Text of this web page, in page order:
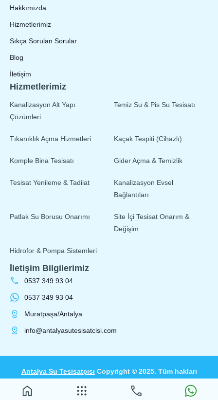
Hakkımızda
Hizmetlerimiz
Sıkça Sorulan Sorular
Blog
İletişim
Hizmetlerimiz
Kanalizasyon Alt Yapı
Çözümleri
Temiz Su & Pis Su Tesisatı
Tıkanıklık Açma Hizmetleri Kaçak Tespiti (Cihazlı)
Komple Bina Tesisatı Gider Açma & Temizlik
Tesisat Yenileme & Tadilat
Kanalizasyon Evsel
Bağlantıları
Patlak Su Borusu Onarımı
Site İçi Tesisat Onarım &
Değişim
Hidrofor & Pompa Sistemleri
İletişim Bilgilerimiz
0537 349 93 04
0537 349 93 04
Muratpaşa/Antalya
info@antalyasutesisatcisi.com
Antalya Su Tesisatçısı Copyright © 2025. Tüm hakları
Web Tasarım
eKoza Dijital tarafından yapılmıştır.